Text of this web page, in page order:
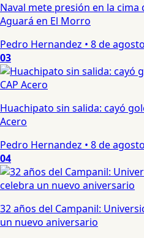
Naval mete presión en la cima
Aguará en El Morro
Pedro Hernandez • 8 de
03
Huachipato sin salida: cayó
Acero
Pedro Hernandez • 8 de
04
32 años del Campanil:
un nuevo aniversario